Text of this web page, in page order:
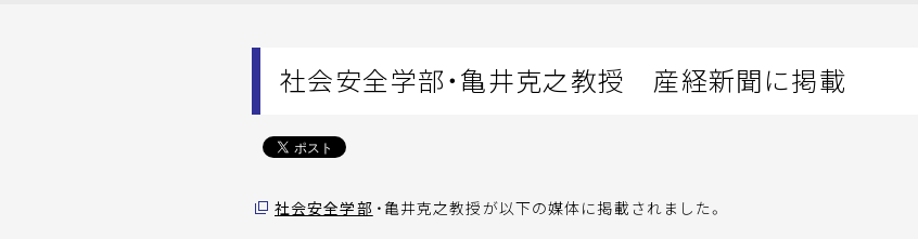
社会安全学部・亀井克之教授 産経新聞に掲載
社会安全学部 ・亀井克之教授が以下の媒体に掲載されました。